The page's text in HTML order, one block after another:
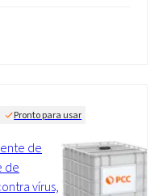
Pronto para usar
de
de
vírus,